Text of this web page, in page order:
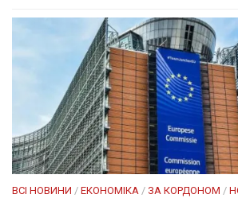
ВСІ НОВИНИ / ЕКОНОМІКА / ЗА КОРДОНОМ /